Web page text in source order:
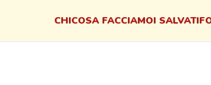
CHICOSA FACCIAMOI SALVATI